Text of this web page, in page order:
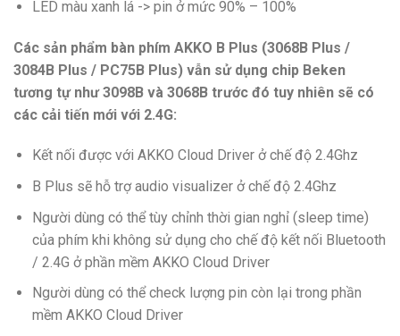
LED màu xanh lá -> pin ở mức 90% – 100%
Các sản phẩm bàn phím AKKO B Plus (3068B Plus /
3084B Plus / PC75B Plus) vẫn sử dụng chip Beken
tương tự như 3098B và 3068B trước đó tuy nhiên sẽ có
các cải tiến mới với 2.4G:
Kết nối được với AKKO Cloud Driver ở chế độ 2.4Ghz
B Plus sẽ hỗ trợ audio visualizer ở chế độ 2.4Ghz
Người dùng có thể tùy chỉnh thời gian nghỉ (sleep time)
của phím khi không sử dụng cho chế độ kết nối Bluetooth
/ 2.4G ở phần mềm AKKO Cloud Driver
Người dùng có thể check lượng pin còn lại trong phần
mềm AKKO Cloud Driver